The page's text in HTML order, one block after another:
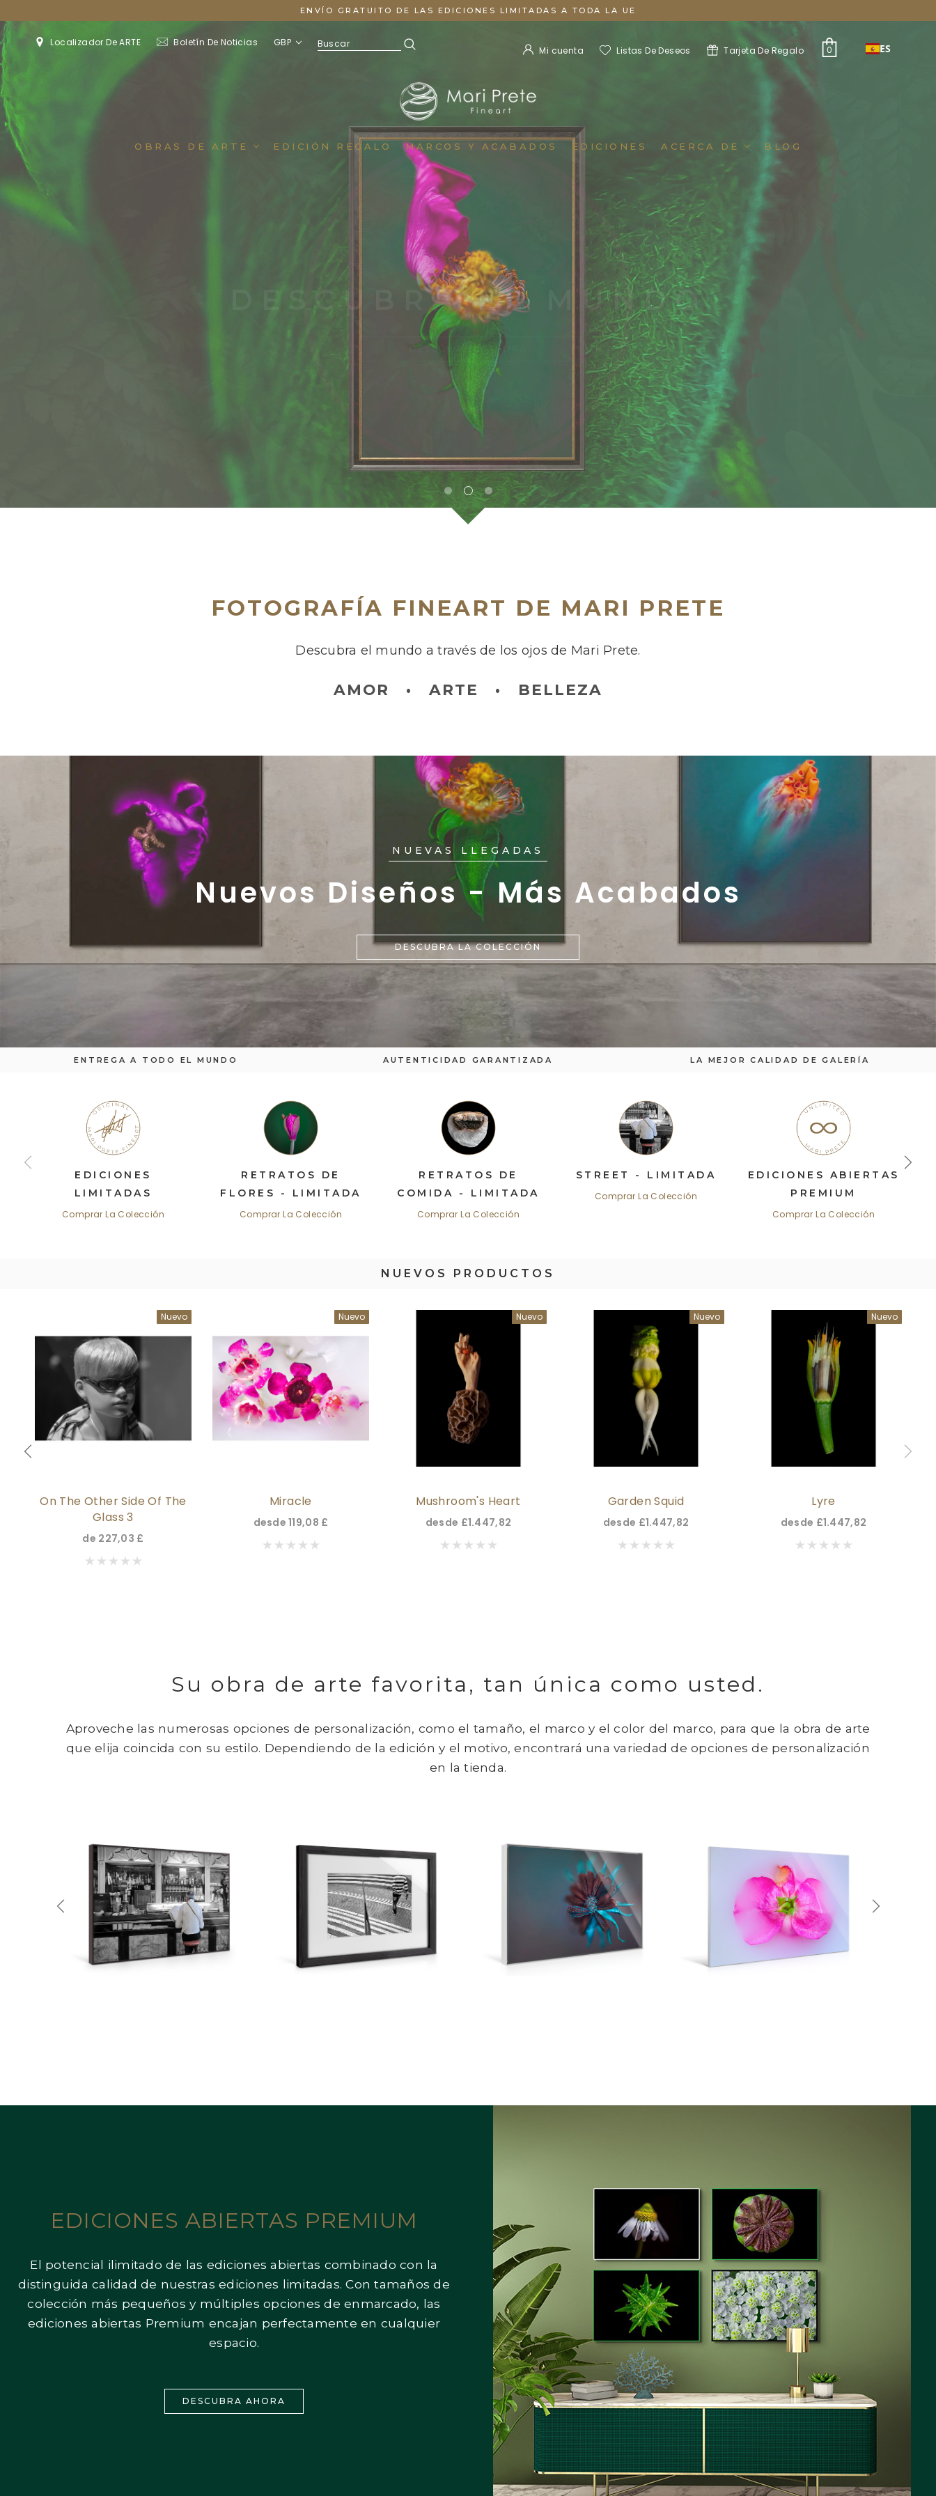
ENVÍO GRATUITO DE LAS EDICIONES LIMITADAS A TODA LA UE
Localizador De ARTE Boletín De Noticias GBP
Mi cuenta Listas De Deseos Tarjeta De Regalo 0 ES
OBRAS DE ARTE EDICIÓN REGALO MARCOS Y ACABADOS EDICIONES ACERCA DE BLOG
DESCUBRA EL MUNDO
desde una nueva perspectiva con la fotografía artística de Mari Prete
DESCUBRA LAS COLECCIONES
FOTOGRAFÍA FINEART DE MARI PRETE
Descubra el mundo a través de los ojos de Mari Prete.
AMOR • ARTE • BELLEZA
NUEVAS LLEGADAS
Nuevos Diseños - Más Acabados
DESCUBRA LA COLECCIÓN
ENTREGA A TODO EL MUNDO AUTENTICIDAD GARANTIZADA LA MEJOR CALIDAD DE GALERÍA
EDICIONES
LIMITADAS
Comprar La Colección
RETRATOS DE
FLORES - LIMITADA
Comprar La Colección
RETRATOS DE
COMIDA - LIMITADA
Comprar La Colección
STREET - LIMITADA
Comprar La Colección
EDICIONES ABIERTAS
PREMIUM
Comprar La Colección
NUEVOS PRODUCTOS
Nuevo
On The Other Side Of The
Glass 3
de 227,03 £
Nuevo
Miracle
desde119,08 £
Nuevo
Mushroom's Heart
desde £1.447,82
Nuevo
Garden Squid
desde £1.447,82
Nuevo
Lyre
desde £1.447,82
Su obra de arte favorita, tan única como usted.
Aproveche las numerosas opciones de personalización, como el tamaño, el marco y el color del marco, para que la obra de arte
que elija coincida con su estilo. Dependiendo de la edición y el motivo, encontrará una variedad de opciones de personalización
en la tienda.
EDICIONES ABIERTAS PREMIUM
El potencial ilimitado de las ediciones abiertas combinado con la
distinguida calidad de nuestras ediciones limitadas. Con tamaños de
colección más pequeños y múltiples opciones de enmarcado, las
ediciones abiertas Premium encajan perfectamente en cualquier
espacio.
DESCUBRA AHORA